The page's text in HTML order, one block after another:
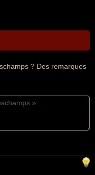
? Des remarques